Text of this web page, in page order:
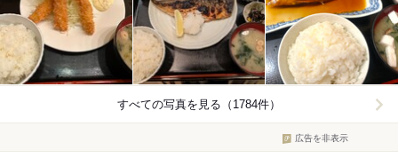
すべての写真を見る（1784件）
広告を非表示